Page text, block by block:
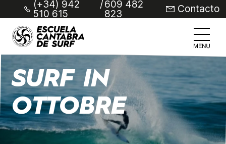
(+34) 942
510 615
/609 482
823 Contacto
SURF IN
OTTOBRE